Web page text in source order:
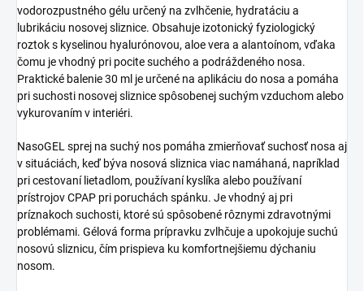
vodorozpustného gélu určený na zvlhčenie, hydratáciu a
lubrikáciu nosovej sliznice. Obsahuje izotonický fyziologický
roztok s kyselinou hyalurónovou, aloe vera a alantoínom, vďaka
čomu je vhodný pri pocite suchého a podráždeného nosa.
Praktické balenie 30 ml je určené na aplikáciu do nosa a pomáha
pri suchosti nosovej sliznice spôsobenej suchým vzduchom alebo
vykurovaním v interiéri.
NasoGEL sprej na suchý nos pomáha zmierňovať suchosť nosa aj
v situáciách, keď býva nosová sliznica viac namáhaná, napríklad
pri cestovaní lietadlom, používaní kyslíka alebo používaní
prístrojov CPAP pri poruchách spánku. Je vhodný aj pri
príznakoch suchosti, ktoré sú spôsobené rôznymi zdravotnými
problémami. Gélová forma prípravku zvlhčuje a upokojuje suchú
nosovú sliznicu, čím prispieva ku komfortnejšiemu dýchaniu
nosom.